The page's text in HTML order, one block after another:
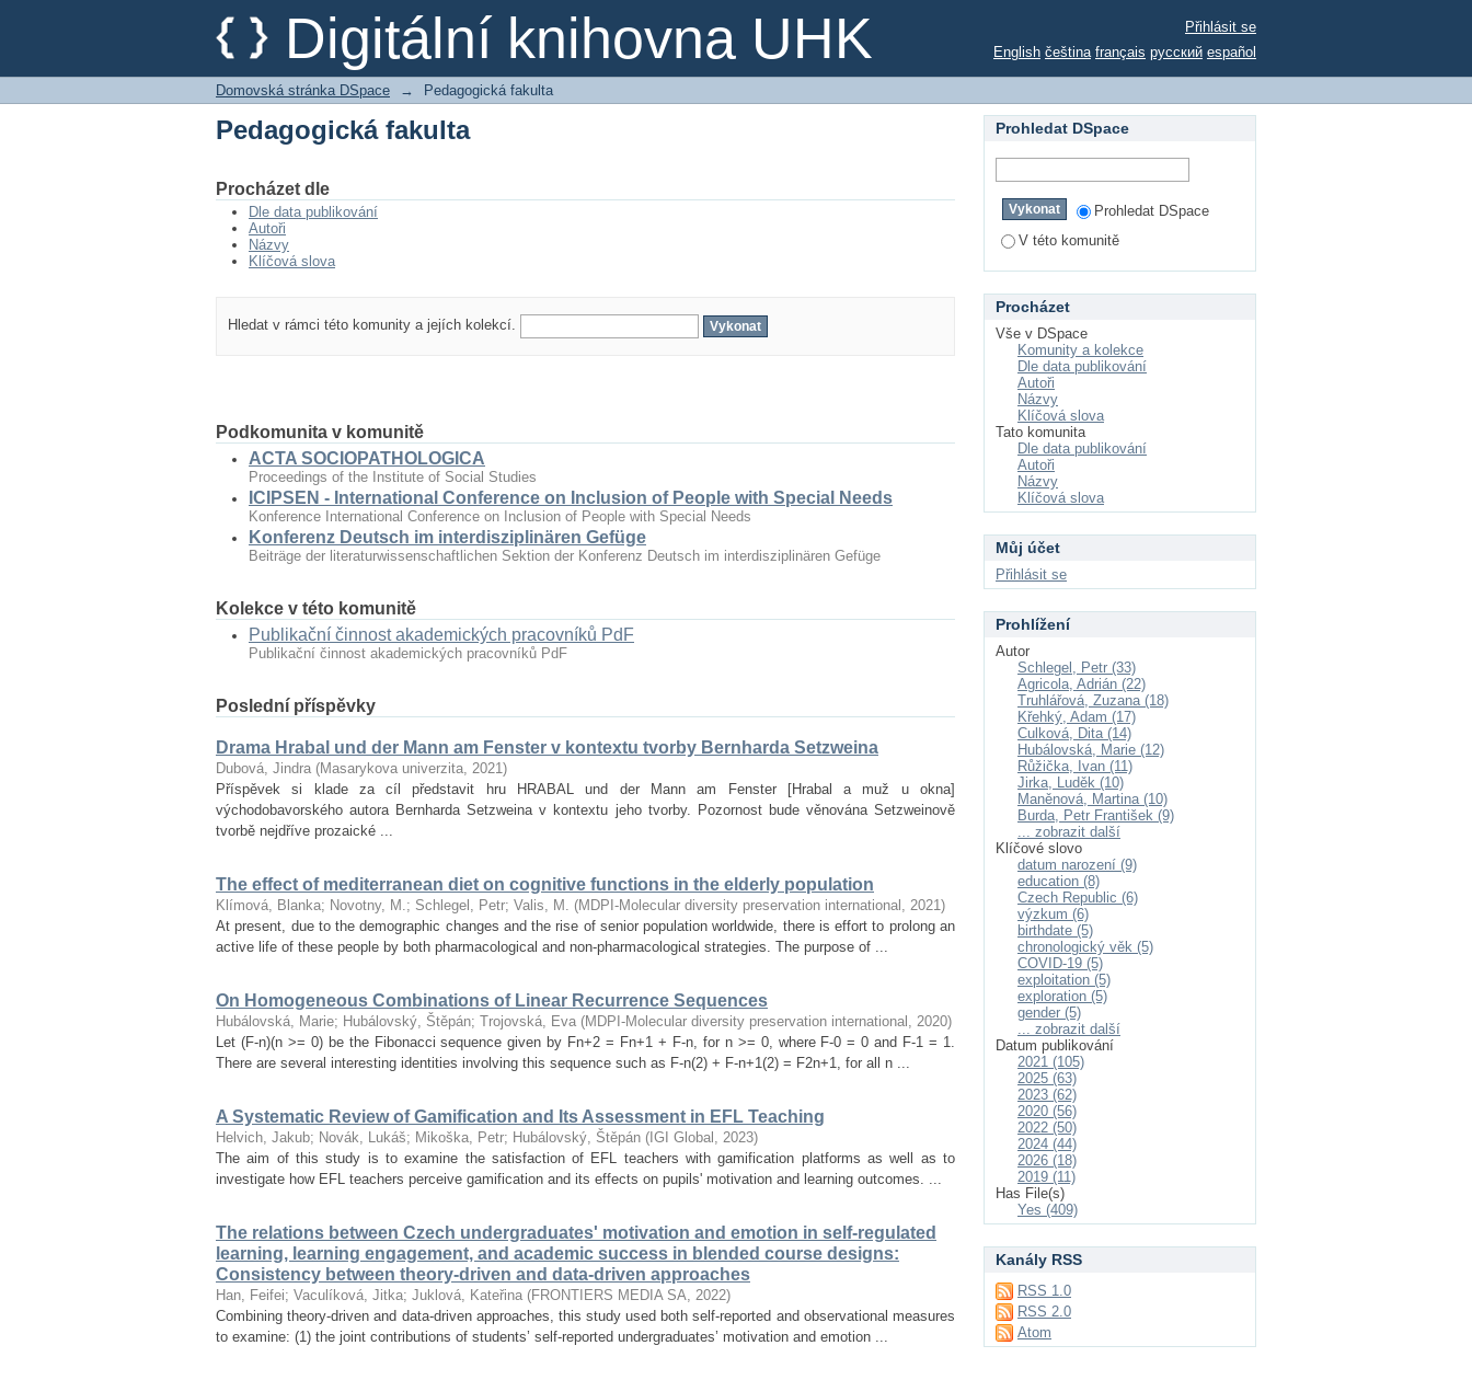
Digitální knihovna UHK
Pedagogická fakulta
Přihlásit se
English čeština français русский español
Domovská stránka DSpace → Pedagogická fakulta
Pedagogická fakulta
Procházet dle
Dle data publikování
Autoři
Názvy
Klíčová slova
Hledat v rámci této komunity a jejích kolekcí.
Podkomunita v komunitě
ACTA SOCIOPATHOLOGICA
Proceedings of the Institute of Social Studies
ICIPSEN - International Conference on Inclusion of People with Special Needs
Konference International Conference on Inclusion of People with Special Needs
Konferenz Deutsch im interdisziplinären Gefüge
Beiträge der literaturwissenschaftlichen Sektion der Konferenz Deutsch im interdisziplinären Gefüge
Kolekce v této komunitě
Publikační činnost akademických pracovníků PdF
Publikační činnost akademických pracovníků PdF
Poslední příspěvky
Drama Hrabal und der Mann am Fenster v kontextu tvorby Bernharda Setzweina
Dubová, Jindra (Masarykova univerzita, 2021)
Příspěvek si klade za cíl představit hru HRABAL und der Mann am Fenster [Hrabal a muž u okna]
východobavorského autora Bernharda Setzweina v kontextu jeho tvorby. Pozornost bude věnována Setzweinově
tvorbě nejdříve prozaické ...
The effect of mediterranean diet on cognitive functions in the elderly population
Klímová, Blanka; Novotny, M.; Schlegel, Petr; Valis, M. (MDPI-Molecular diversity preservation international , 2021)
At present, due to the demographic changes and the rise of senior population worldwide, there is effort to prolong an
active life of these people by both pharmacological and non‐pharmacological strategies. The purpose of ...
On Homogeneous Combinations of Linear Recurrence Sequences
Hubálovská, Marie; Hubálovský, Štěpán; Trojovská, Eva (MDPI-Molecular diversity preservation international , 2020)
Let (F-n)(n >= 0) be the Fibonacci sequence given by Fn+2 = Fn+1 + F-n, for n >= 0, where F-0 = 0 and F-1 = 1.
There are several interesting identities involving this sequence such as F-n(2) + F-n+1(2) = F2n+1, for all n ...
A Systematic Review of Gamification and Its Assessment in EFL Teaching
Helvich, Jakub; Novák, Lukáš; Mikoška, Petr; Hubálovský, Štěpán ( IGI Global , 2023)
The aim of this study is to examine the satisfaction of EFL teachers with gamification platforms as well as to
investigate how EFL teachers perceive gamification and its effects on pupils' motivation and learning outcomes. ...
The relations between Czech undergraduates' motivation and emotion in self-regulated
learning, learning engagement, and academic success in blended course designs:
Consistency between theory-driven and data-driven approaches
Han, Feifei; Vaculíková, Jitka; Juklová, Kateřina (FRONTIERS MEDIA SA, 2022)
Combining theory-driven and data-driven approaches, this study used both self-reported and observational measures
to examine: (1) the joint contributions of students’ self-reported undergraduates’ motivation and emotion ...
Prohledat DSpace
Prohledat DSpace
V této komunitě
Procházet
Vše v DSpace
Komunity a kolekce
Dle data publikování
Autoři
Názvy
Klíčová slova
Tato komunita
Dle data publikování
Autoři
Názvy
Klíčová slova
Můj účet
Přihlásit se
Prohlížení
Autor
Schlegel, Petr (33)
Agricola, Adrián (22)
Truhlářová, Zuzana (18)
Křehký, Adam (17)
Culková, Dita (14)
Hubálovská, Marie (12)
Růžička, Ivan (11)
Jirka, Luděk (10)
Maněnová, Martina (10)
Burda, Petr František (9)
... zobrazit další
Klíčové slovo
datum narození (9)
education (8)
Czech Republic (6)
výzkum (6)
birthdate (5)
chronologický věk (5)
COVID-19 (5)
exploitation (5)
exploration (5)
gender (5)
... zobrazit další
Datum publikování
2021 (105)
2025 (63)
2023 (62)
2020 (56)
2022 (50)
2024 (44)
2026 (18)
2019 (11)
Has File(s)
Yes (409)
Kanály RSS
RSS 1.0
RSS 2.0
Atom